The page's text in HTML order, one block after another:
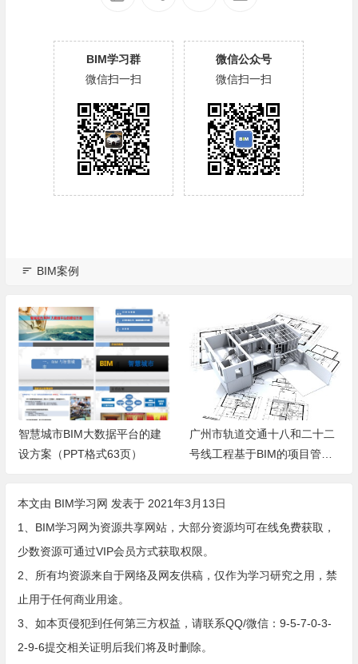
BIM学习群
微信扫一扫
微信公众号
微信扫一扫
BIM案例
广州市轨道交通十八和二十二
号线工程基于BIM的项目管理
基于BIM技术的综合支吊架施
工方案
本文由 BIM学习网 发表于 2021年3月13日
1、BIM学习网为资源共享网站，大部分资源均可在线免费获取，
少数资源可通过VIP会员方式获取权限。
2、所有均资源来自于网络及网友供稿，仅作为学习研究之用，禁
止用于任何商业用途。
3、如本页侵犯到任何第三方权益，请联系QQ/微信：9-5-7-0-3-
2-9-6提交相关证明后我们将及时删除。